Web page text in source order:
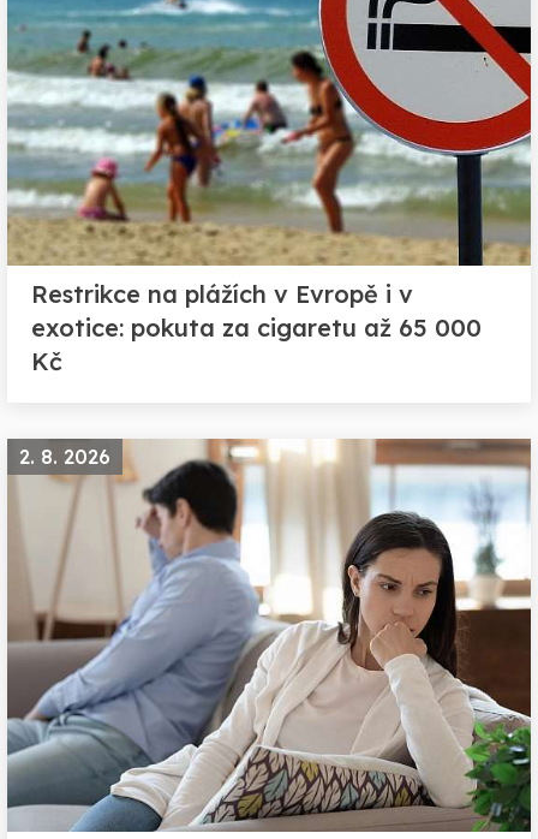
Restrikce na plážích v Evropě i v
exotice: pokuta za cigaretu až 65 000
Kč
2. 8. 2026